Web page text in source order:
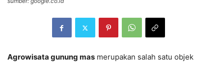
Agrowisata gunung mas merupakan salah satu objek